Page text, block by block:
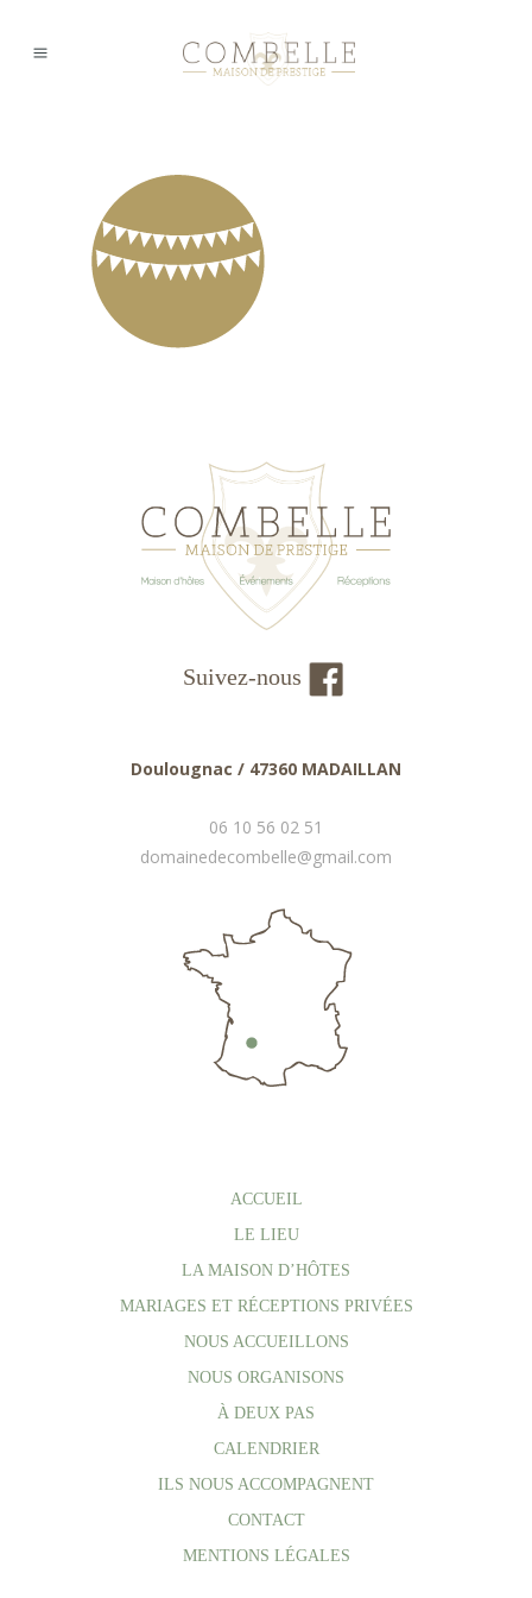
Suivez-nous
Doulougnac / 47360 MADAILLAN
06 10 56 02 51
domainedecombelle@gmail.com
ACCUEIL
LE LIEU
LA MAISON D’HÔTES
MARIAGES ET RÉCEPTIONS PRIVÉES
NOUS ACCUEILLONS
NOUS ORGANISONS
À DEUX PAS
CALENDRIER
ILS NOUS ACCOMPAGNENT
CONTACT
MENTIONS LÉGALES